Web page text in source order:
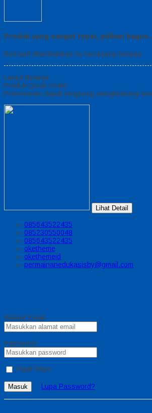
Produk yang sangat tepat, pilihan
Berhasil ditambahkan ke keranjang belanja
Lanjut Belanja
Produk Quick Order
Pemesanan dapat langsung menghubungi
Lihat Detail
085643522435
085230550048
085643522435
oketheme
okethemeid
permainanedukasisby@gmail.com
Alamat Email
Password
Ingat Saya
Masuk Lupa Password?